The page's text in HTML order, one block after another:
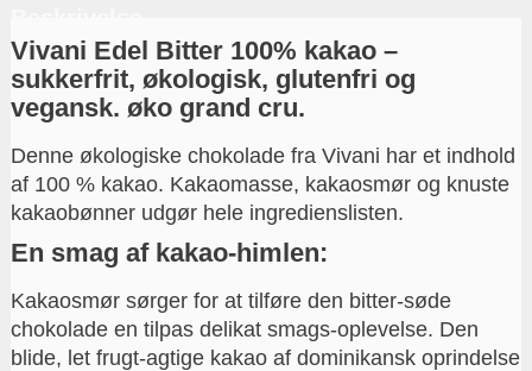
Vivani Edel Bitter 100% kakao –
sukkerfrit, økologisk, glutenfri og
vegansk. øko grand cru.
Denne økologiske chokolade fra Vivani har et indhold
af 100 % kakao. Kakaomasse, kakaosmør og knuste
kakaobønner udgør hele ingredienslisten.
En smag af kakao-himlen:
Kakaosmør sørger for at tilføre den bitter-søde
chokolade en tilpas delikat smags-oplevelse. Den
blide, let frugt-agtige kakao af dominikansk oprindelse